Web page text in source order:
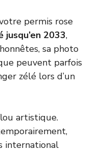
permis rose
2033,
sa photo
peuvent parfois
zélé lors d’un
artistique.
international